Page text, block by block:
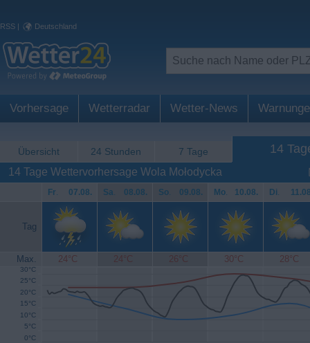
RSS | Deutschland
Vorhersage Wetterradar Wetter-News
Übersicht 24 Stunden 7 Tage 14
14 Tage Wettervorhersage Wola Mołodycka
Fr. 07.08. Sa. 08.08. So. 09.08. Mo. 10.08. Di.
Tag
Max. 24°C 24°C 26°C 30°C 28°C
0°C
5°C
10°C
15°C
20°C
25°C
30°C